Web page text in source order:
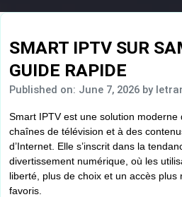
SMART IPTV SUR
GUIDE RAPIDE
Published on: June 7, 2026 by
Smart IPTV est une solution moderne
chaînes de télévision et à des
d’Internet. Elle s’inscrit dans la
divertissement numérique, où les
liberté, plus de choix et un accès
favoris.